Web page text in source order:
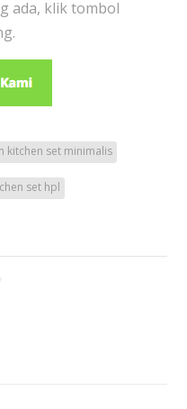
ada, klik tombol
kitchen set minimalis
set hpl